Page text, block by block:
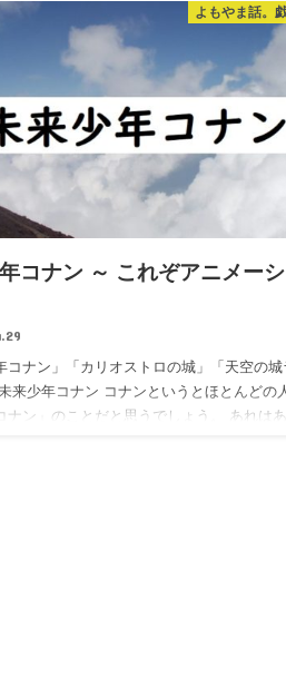
よもやま話。
コナン ～ これぞアニメーシ
コナン」「カリオストロの城」「天空の城
来少年コナン コナンというとほとんどの
ナン」のことだと思うでしょう。 あれは